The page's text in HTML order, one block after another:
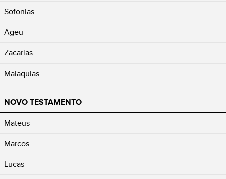
Sofonias
Ageu
Zacarias
Malaquias
NOVO TESTAMENTO
Mateus
Marcos
Lucas